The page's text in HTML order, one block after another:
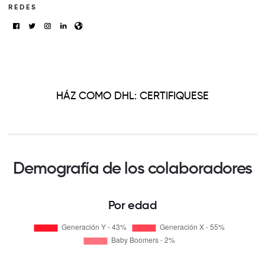
REDES
HÁZ COMO DHL: CERTIFIQUESE
Demografía de los colaboradores
Por edad